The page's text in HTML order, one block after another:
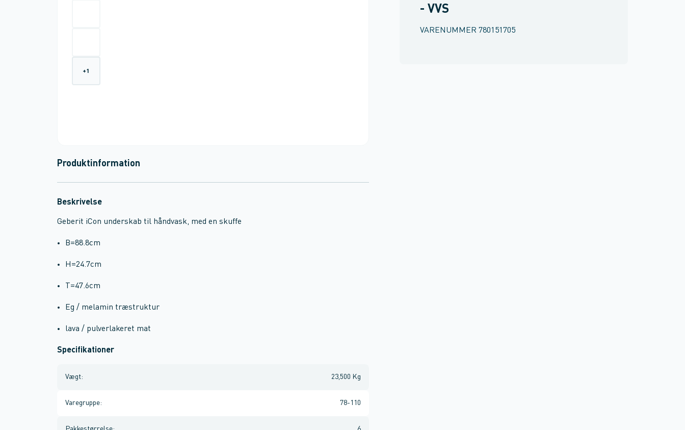
- VVS
VARENUMMER 780151705
+1
Produktinformation
Beskrivelse
Geberit iCon underskab til håndvask, med en skuffe
B=88.8cm
H=24.7cm
T=47.6cm
Eg / melamin træstruktur
lava / pulverlakeret mat
Specifikationer
Vægt: 23,500 Kg
Varegruppe: 78-110